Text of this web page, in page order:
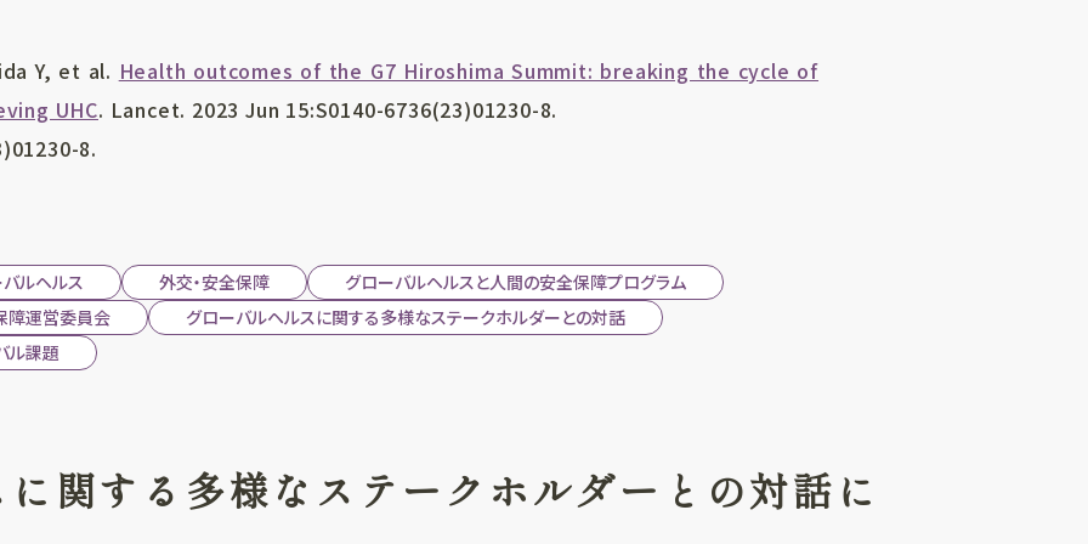
Y, et al. Health outcomes of the G7 Hiroshima Summit: breaking the cycle of
UHC. Lancet. 2023 Jun 15:S0140-6736(23)01230-8.
8.
ルヘルス 外交・安全保障
グローバルヘルスと人間の安全保障プログラム
障運営委員会
グローバルヘルスに関する多様なステークホルダーとの対話
ル課題
関する多様なステークホルダーとの対話に